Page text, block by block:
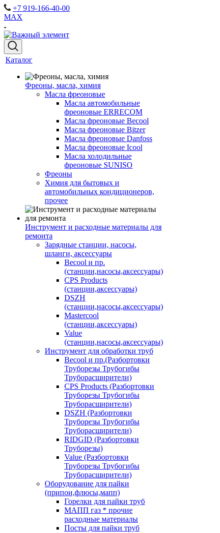
+7 919-166-40-00
MAX
Каталог
Фреоны, масла, химия
Масла фреоновые
Масла автомобильные
фреоновые ERRECOM
Масла фреоновые Becool
Масла фреоновые Bitzer
Масла фреоновые Danfoss
Масла фреоновые Icool
Масла холодильные
фреоновые SUNISO
Фреоны
Химия для бытовых и
автомобильных кондиционеров,
прочее
Инструмент и расходные материалы для
ремонта
Зарядные станции, насосы,
шланги, аксессуары
Becool и пр.
(станции,насосы,аксессуары)
CPS Products
(станции,аксессуары)
DSZH
(станции,насосы,аксессуары)
Mastercool
(станции,аксессуары)
Value
(станции,насосы,аксессуары)
Инструмент для обработки труб
Becool и пр.(Разбортовки
Труборезы Трубогибы
Труборасширители)
CPS Products (Разбортовки
Труборезы Трубогибы
Труборасширители)
DSZH (Разбортовки
Труборезы Трубогибы
Труборасширители)
RIDGID (Разбортовки
Труборезы)
Value (Разбортовки
Труборезы Трубогибы
Труборасширители)
Оборудование для пайки
(припои,флюсы,мапп)
Горелки для пайки труб
МАПП газ * прочие
расходные материалы
Посты для пайки труб